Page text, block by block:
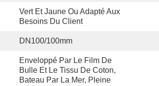
Vert Et Jaune Ou Adapté Aux
Besoins Du Client
DN100/100mm
Enveloppé Par Le Film De
Bulle Et Le Tissu De Coton,
Bateau Par La Mer, Pleine